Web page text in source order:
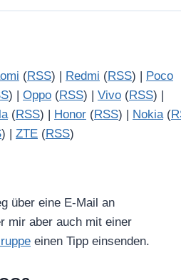
(RSS) | Redmi (RSS) | Poco
) | Oppo (RSS) | Vivo (RSS) |
(RSS) | Honor (RSS) | Nokia(
) | ZTE (RSS)
über eine E-Mail an
mir aber auch mit einer
einen Tipp einsenden.